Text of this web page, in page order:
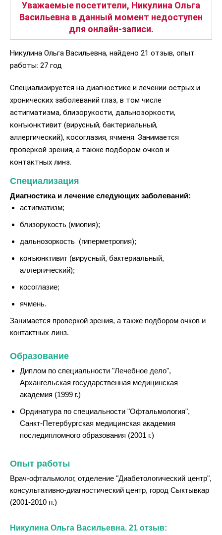
Уважаемые посетители, Никулина Ольга
Васильевна в данный момент недоступен
для онлайн-записи.
Никулина Ольга Васильевна, найдено 21 отзыв, опыт
работы: 27 год
Специализируется на диагностике и лечении острых и
хронических заболеваний глаз, в том числе
астигматизма, близорукости, дальнозоркости,
конъюнктивит (вирусный, бактериальный,
аллергический), косоглазия, ячменя. Занимается
проверкой зрения, а также подбором очков и
контактных линз.
Специализация
Диагностика и лечение следующих заболеваний:
астигматизм;
близорукость (миопия);
дальнозоркость (гиперметропия);
конъюнктивит (вирусный, бактериальный,
аллергический);
косоглазие;
ячмень.
Занимается проверкой зрения, а также подбором очков и
контактных линз.
Образование
Диплом по специальности "Лечебное дело",
Архангельская государственная медицинская
академия (1999 г.)
Ординатура по специальности "Офтальмология",
Санкт-Петербургская медицинская академия
последипломного образования (2001 г.)
Опыт работы
Врач-офтальмолог, отделение "Диабетологический центр",
консультативно-диагностический центр, город Сыктывкар
(2001-2010 гг.)
Никулина Ольга Васильевна. 21 отзыв: